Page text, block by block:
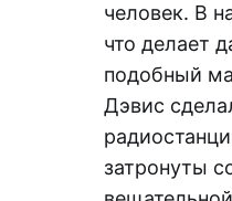
человек. В
что делает
подобный
Дэвис
затронуты